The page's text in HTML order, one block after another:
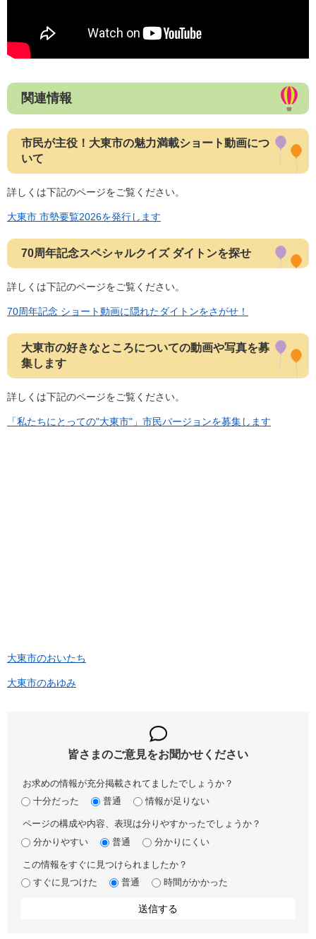
関連情報
市民が主役！大東市の魅力満載ショート動画につ
いて
詳しくは下記のページをご覧ください。
大東市 市勢要覧2026を発行します
70周年記念スペシャルクイズ ダイトンを探せ
詳しくは下記のページをご覧ください。
70周年記念 ショート動画に隠れたダイトンをさがせ！
大東市の好きなところについての動画や写真を募
集します
詳しくは下記のページをご覧ください。
「私たちにとっての"大東市"」市民バージョンを募集します​
大東市のおいたち
大東市のあゆみ
皆さまのご意見をお聞かせください
お求めの情報が充分掲載されてましたでしょうか？
十分だった
普通 情報が足りない
ページの構成や内容、表現は分りやすかったでしょうか？
分かりやすい
普通 分かりにくい
この情報をすぐに見つけられましたか？
すぐに見つけた
普通 時間がかかった